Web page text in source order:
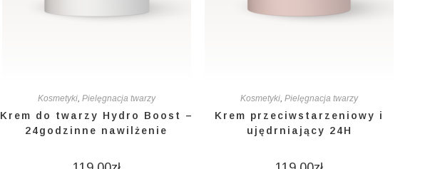
Kosmetyki, Pielęgnacja twarzy
Krem do twarzy Hydro Boost –
24godzinne nawilżenie
Kosmetyki,Pielęgnacja twarzy
Krem przeciwstarzeniowy i
ujędrniający 24H